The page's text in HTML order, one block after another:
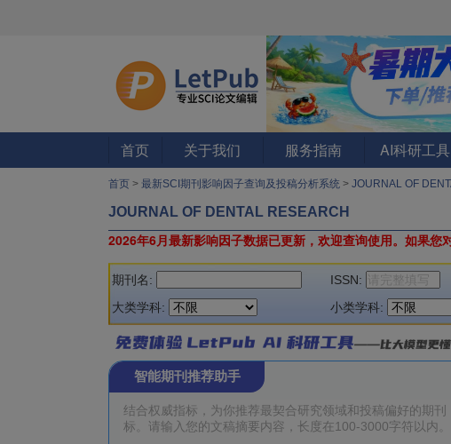
首页 关于我们 服务指南 AI科研工具
首页 > 最新SCI期刊影响因子查询及投稿分析系统 > JOURNAL OF
JOURNAL OF DENTAL RESEARCH
2026年6月最新影响因子数据已更新，欢迎查询使用。 如果您
期刊名: ISSN:
大类学科:
小类学科:
智能期刊推荐助手